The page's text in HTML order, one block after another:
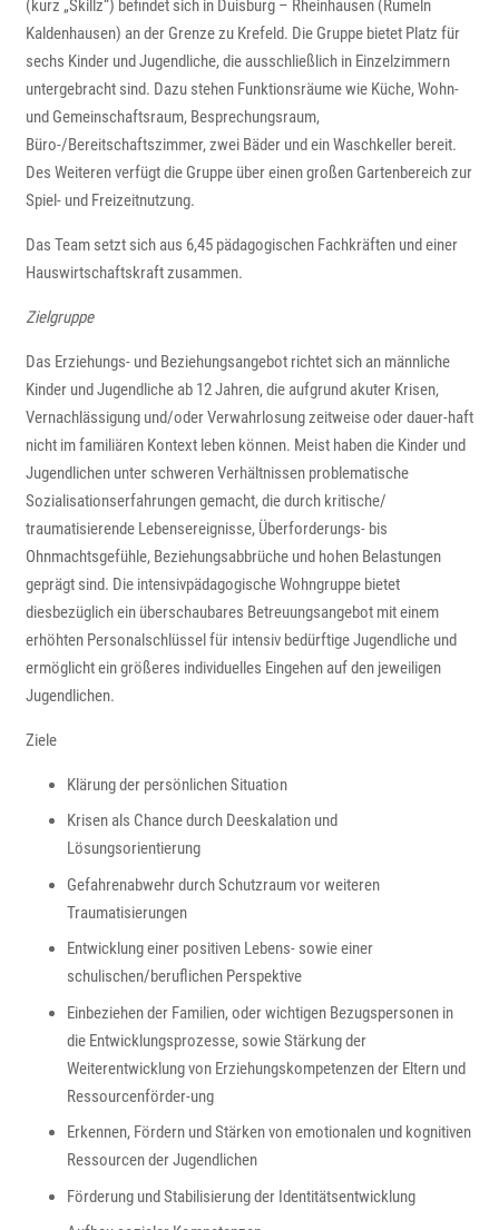
(kurz „Skillz“) befindet sich in Duisburg – Rheinhausen (Rumeln
Kaldenhausen) an der Grenze zu Krefeld. Die Gruppe bietet Platz für
sechs Kinder und Jugendliche, die ausschließlich in Einzelzimmern
untergebracht sind. Dazu stehen Funktionsräume wie Küche, Wohn-
und Gemeinschaftsraum, Besprechungsraum,
Büro-/Bereitschaftszimmer, zwei Bäder und ein Waschkeller bereit.
Des Weiteren verfügt die Gruppe über einen großen Gartenbereich zur
Spiel- und Freizeitnutzung.
Das Team setzt sich aus 6,45 pädagogischen Fachkräften und einer
Hauswirtschaftskraft zusammen.
Zielgruppe
Das Erziehungs- und Beziehungsangebot richtet sich an männliche
Kinder und Jugendliche ab 12 Jahren, die aufgrund akuter Krisen,
Vernachlässigung und/oder Verwahrlosung zeitweise oder dauer-haft
nicht im familiären Kontext leben können. Meist haben die Kinder und
Jugendlichen unter schweren Verhältnissen problematische
Sozialisationserfahrungen gemacht, die durch kritische/
traumatisierende Lebensereignisse, Überforderungs- bis
Ohnmachtsgefühle, Beziehungsabbrüche und hohen Belastungen
geprägt sind. Die intensivpädagogische Wohngruppe bietet
diesbezüglich ein überschaubares Betreuungsangebot mit einem
erhöhten Personalschlüssel für intensiv bedürftige Jugendliche und
ermöglicht ein größeres individuelles Eingehen auf den jeweiligen
Jugendlichen.
Ziele
Klärung der persönlichen Situation
Krisen als Chance durch Deeskalation und
Lösungsorientierung
Gefahrenabwehr durch Schutzraum vor weiteren
Traumatisierungen
Entwicklung einer positiven Lebens- sowie einer
schulischen/beruflichen Perspektive
Einbeziehen der Familien, oder wichtigen Bezugspersonen in
die Entwicklungsprozesse, sowie Stärkung der
Weiterentwicklung von Erziehungskompetenzen der Eltern und
Ressourcenförder-ung
Erkennen, Fördern und Stärken von emotionalen und kognitiven
Ressourcen der Jugendlichen
Förderung und Stabilisierung der Identitätsentwicklung